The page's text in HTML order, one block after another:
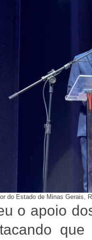
do Estado de Minas Gerais,
o apoio